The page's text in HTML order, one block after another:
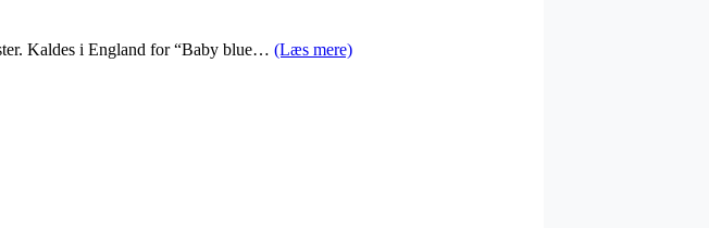
Kaldes i England for “Baby blue… (Læs mere)